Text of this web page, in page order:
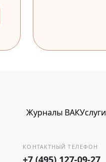
Журналы ВАКУслуги
КОНТАКТНЫЙ ТЕЛЕФОН
+7 (495) 127-09-27